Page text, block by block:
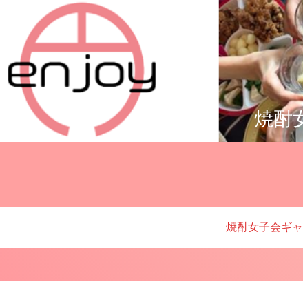
焼酎
焼酎女子会ギ